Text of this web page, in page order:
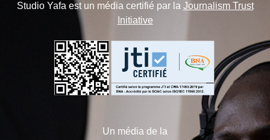
Studio Yafa est un média certifié par la Journalism Trust
Initiative
Un média de la